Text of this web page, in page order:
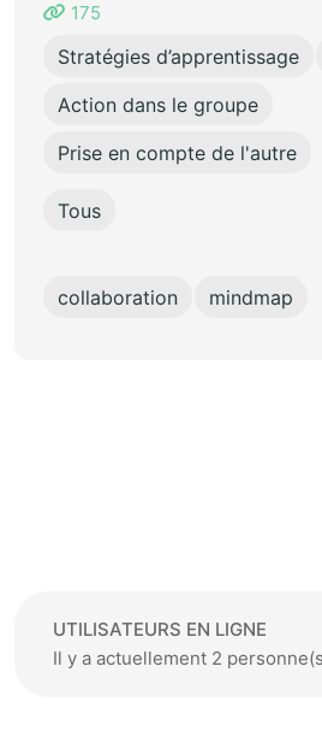
175
Stratégies d’apprentissage
Action dans le groupe
Prise en compte de l'autre
Tous
collaboration mindmap
UTILISATEURS EN LIGNE
Il y a actuellement 2